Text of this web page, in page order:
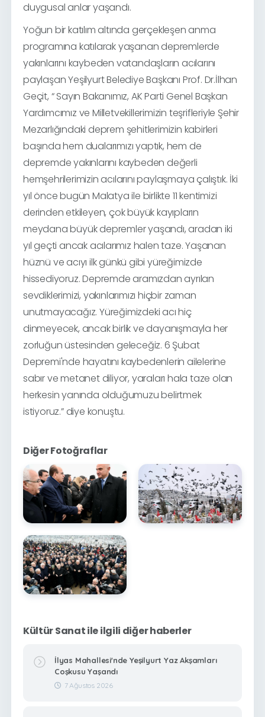
duygusal anlar yaşandı.
Yoğun bir katılım altında gerçekleşen anma
programına katılarak yaşanan depremlerde
yakınlarını kaybeden vatandaşların acılarını
paylaşan Yeşilyurt Belediye Başkanı Prof. Dr.İlhan
Geçit, “ Sayın Bakanımız, AK Parti Genel Başkan
Yardımcımız ve Milletvekillerimizin teşrifleriyle Şehir
Mezarlığındaki deprem şehitlerimizin kabirleri
başında hem dualarımızı yaptık, hem de
depremde yakınlarını kaybeden değerli
hemşehrilerimizin acılarını paylaşmaya çalıştık. İki
yıl önce bugün Malatya ile birlikte 11 kentimizi
derinden etkileyen, çok büyük kayıpların
meydana büyük depremler yaşandı, aradan iki
yıl geçti ancak acılarımız halen taze. Yaşanan
hüznü ve acıyı ilk günkü gibi yüreğimizde
hissediyoruz. Depremde aramızdan ayrılan
sevdiklerimizi, yakınlarımızı hiçbir zaman
unutmayacağız. Yüreğimizdeki acı hiç
dinmeyecek, ancak birlik ve dayanışmayla her
zorluğun üstesinden geleceğiz. 6 Şubat
Depremi'nde hayatını kaybedenlerin ailelerine
sabır ve metanet diliyor, yaraları hala taze olan
herkesin yanında olduğumuzu belirtmek
istiyoruz.” diye konuştu.
Diğer Fotoğraflar
Kültür Sanat ile ilgili diğer haberler
İlyas Mahallesi'nde Yeşilyurt Yaz Akşamları
Coşkusu Yaşandı
7 Ağustos 2026